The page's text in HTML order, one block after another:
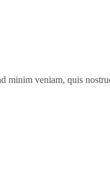
minim veniam, quis